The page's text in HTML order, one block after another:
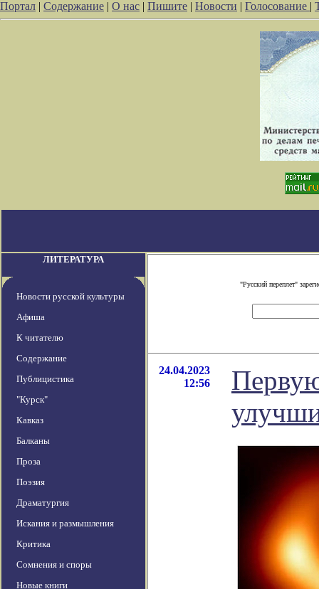
Портал | Содержание | О нас | Пишите | Новости | Голосование |
ЛИТЕРАТУРА
Новости русской культуры
Афиша
К читателю
Содержание
Публицистика
"Курск"
Кавказ
Балканы
Проза
Поэзия
Драматургия
Искания и размышления
Критика
Сомнения и споры
Новые книги
"Русский переплет"
24.04.2023
12:56